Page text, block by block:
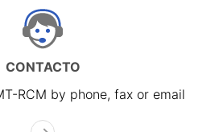
CONTACTO
RCM by phone, fax or email